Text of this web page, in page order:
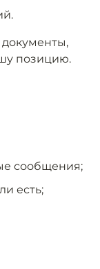
документы,
позицию.
сообщения;
есть;